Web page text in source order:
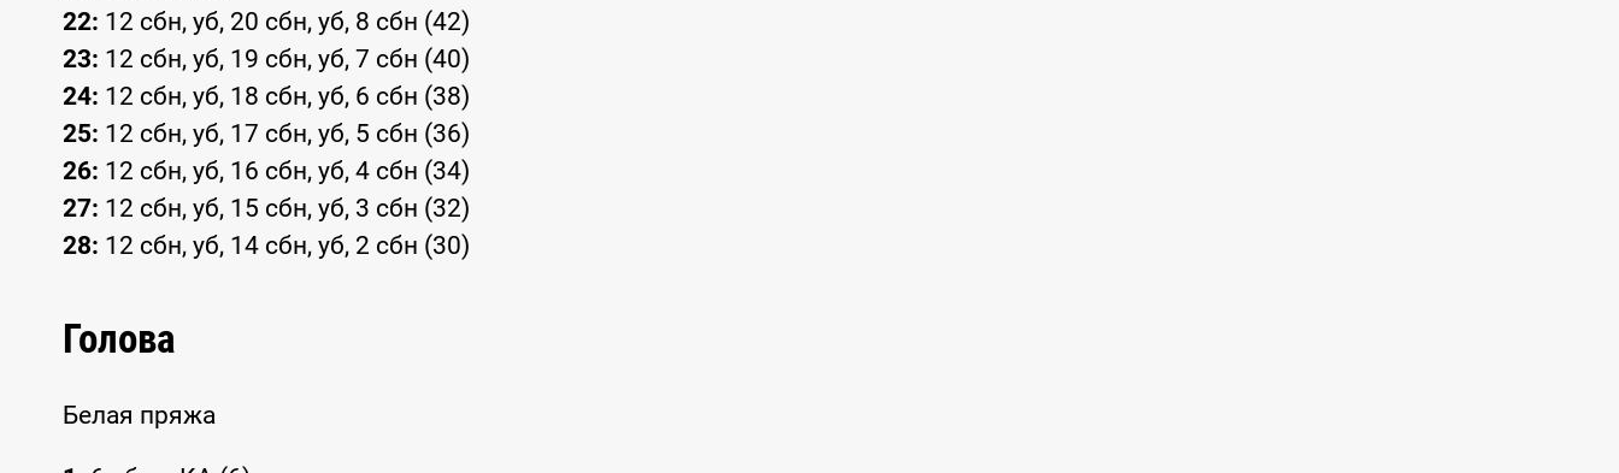
22: 12 сбн, уб, 20 сбн, уб, 8 сбн (42)
23: 12 сбн, уб, 19 сбн, уб, 7 сбн (40)
24: 12 сбн, уб, 18 сбн, уб, 6 сбн (38)
25: 12 сбн, уб, 17 сбн, уб, 5 сбн (36)
26: 12 сбн, уб, 16 сбн, уб, 4 сбн (34)
27: 12 сбн, уб, 15 сбн, уб, 3 сбн (32)
28: 12 сбн, уб, 14 сбн, уб, 2 сбн (30)
Голова
Белая пряжа